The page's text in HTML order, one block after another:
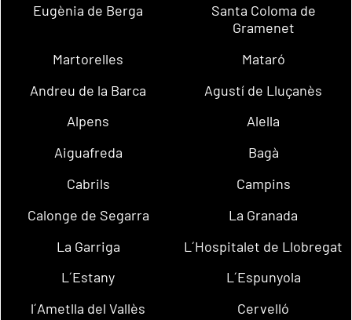
Eugènia de Berga
Santa Coloma de
Gramenet
Martorelles
Mataró
Andreu de la Barca
Agustí de Lluçanès
Alpens
Alella
Aiguafreda
Bagà
Cabrils
Campins
Calonge de Segarra
La Granada
La Garriga
L´Hospitalet de Llobregat
L´Estany
L´Espunyola
l´Ametlla del Vallès
Cervelló